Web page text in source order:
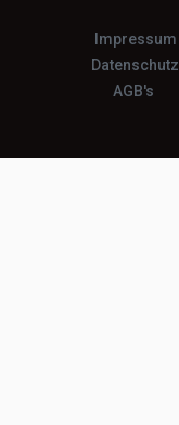
Impressum
Datenschutz
AGB's